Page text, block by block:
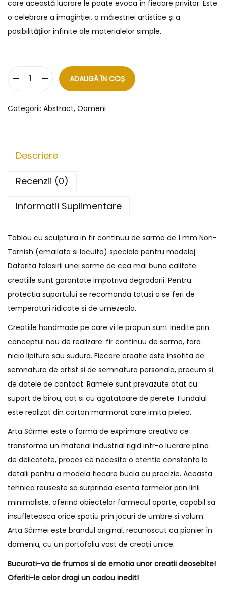
care această lucrare le poate evoca în fiecare privitor. Este
o celebrare a imaginției, a măiestriei artistice și a
posibilităților infinite ale materialelor simple.
ADAUGĂ ÎN COȘ
Categorii: Abstract, Oameni
Descriere
Recenzii (0)
Informatii Suplimentare
Tablou cu sculptura in fir continuu de sarma de 1 mm Non-
Tarnish (emailata si lacuita) speciala pentru modelaj.
Datorita folosirii unei sarme de cea mai buna calitate
creatiile sunt garantate impotriva degradarii. Pentru
protectia suportului se recomanda totusi a se feri de
temperaturi ridicate si de umezeala.
Creatiile handmade pe care vi le propun sunt inedite prin
conceptul nou de realizare: fir continuu de sarma, fara
nicio lipitura sau sudura. Fiecare creatie este insotita de
semnatura de artist si de semnatura personala, precum si
de datele de contact. Ramele sunt prevazute atat cu
suport de birou, cat si cu agatatoare de perete. Fundalul
este realizat din carton marmorat care imita pielea.
Arta Sârmei este o forma de exprimare creativa ce
transforma un material industrial rigid intr-o lucrare plina
de delicatete, proces ce necesita o atentie constanta la
detalii pentru a modela fiecare bucla cu precizie. Aceasta
tehnica reuseste sa surprinda esenta formelor prin linii
minimaliste, oferind obiectelor farmecul aparte, capabil sa
insufleteasca orice spatiu prin jocuri de umbre si volum.
Arta Sârmei este brandul original, recunoscut ca pionier în
domeniu, cu un portofoliu vast de creații unice.
Bucurati-va de frumos si de emotia unor creatii deosebite!
Oferiti-le celor dragi un cadou inedit!